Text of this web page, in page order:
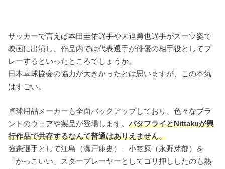
サッカーで言えば本田圭佑選手や大迫勇也選手がスーツ姿で
映画に出演し、作品内では代表選手が俳優の相手役としてプ
レーするといったところでしょうか。
日本卓球協会の協力が大きかったとは思いますが、この本気
はすごい。
卓球用品メーカーも全面バックアップしており、色々なブラ
ンドのウェアや製品が登場します。バタフライとNittakuが興
行作品で共存するなんて普通はありえません。
強豪選手として江島（瀬戸康史）、小笠原（永野芽郁）を
「かっこいい」スタープレーヤーとしてゴリ押ししたのも熱